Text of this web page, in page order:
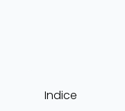
Indice